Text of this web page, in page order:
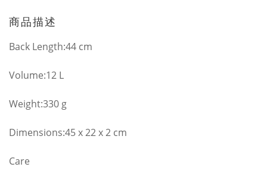
商品描述
Back Length:44 cm
Volume:12 L
Weight:330 g
Dimensions:45 x 22 x 2 cm
Care